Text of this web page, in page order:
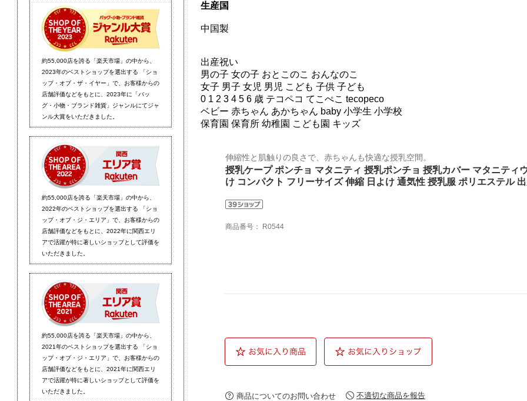
生産国
中国製
出産祝い
男の子 女の子 おとこのこ おんなのこ
女子 男子 女児 男児 こども 子供 子ども
0 1 2 3 4 5 6 歳 テコペコ てこぺこ tecopeco
ベビー 赤ちゃん あかちゃん baby 小学生 小学校
保育園 保育所 幼稚園 こども園 キッズ
伸縮性と肌触りの良さで、赤ちゃんも快適な授乳空間。
授乳ケープ ポンチョ マタニティ 授乳ポンチョ 授乳カバー マタニティ
け コンパクト フリーサイズ 伸縮 日よけ 通気性 授乳服 ポリエステル
商品番号： R0544
商品についてのお問い合わせ 不適切な商品を報告